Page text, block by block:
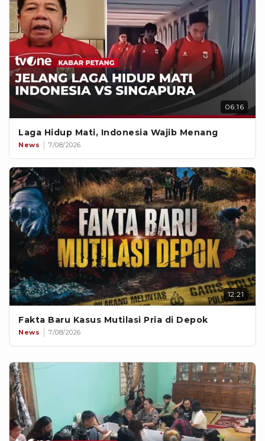
06:16
Laga Hidup Mati, Indonesia Wajib Menang
News 7/08/2026
12:21
Fakta Baru Kasus Mutilasi Pria di Depok
News 7/08/2026